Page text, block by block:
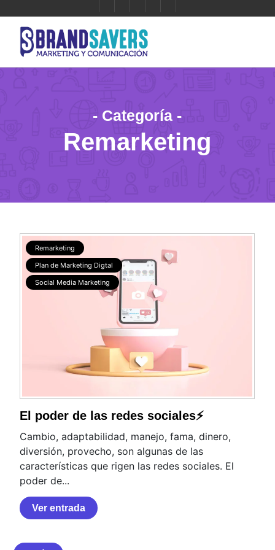
- Categoría -
Remarketing
Remarketing
Plan de Marketing Digtal
Social Media Marketing
El poder de las redes sociales⚡
Cambio, adaptabilidad, manejo, fama, dinero,
diversión, provecho, son algunas de las
características que rigen las redes sociales. El
poder de...
Ver entrada